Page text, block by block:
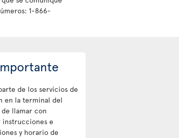
1-866-
de los servicios de
en la terminal del
llamar con
e
y horario de